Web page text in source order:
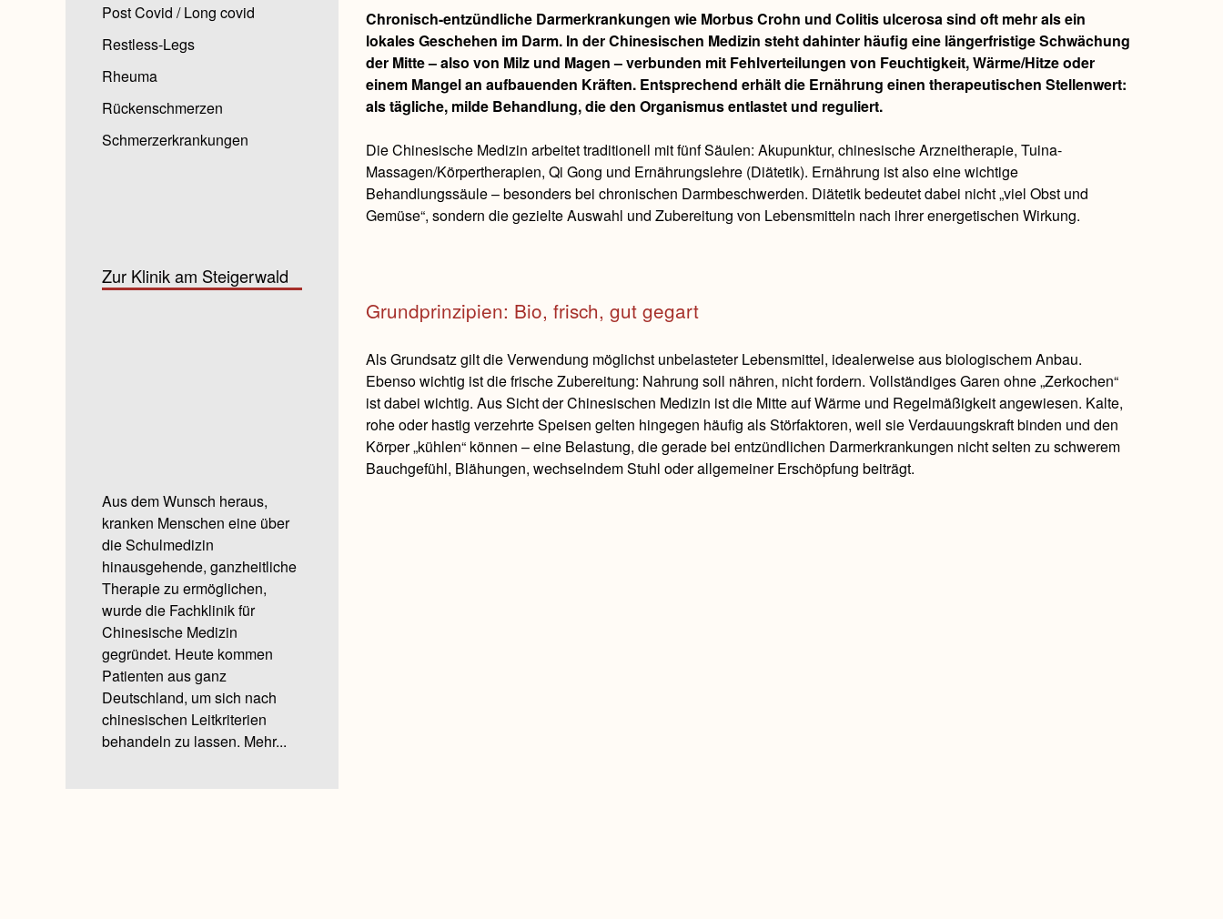
Chronisch-entzündliche Darmerkrankungen wie Morbus Crohn und Colitis ulcerosa sind oft mehr als ein
lokales Geschehen im Darm. In der Chinesischen Medizin steht dahinter häufig eine längerfristige Schwächung
der Mitte – also von Milz und Magen – verbunden mit Fehlverteilungen von Feuchtigkeit, Wärme/Hitze oder
einem Mangel an aufbauenden Kräften. Entsprechend erhält die Ernährung einen therapeutischen Stellenwert:
als tägliche, milde Behandlung, die den Organismus entlastet und reguliert.
Die Chinesische Medizin arbeitet traditionell mit fünf Säulen: Akupunktur, chinesische Arzneitherapie, Tuina-
Massagen/Körpertherapien, Qi Gong und Ernährungslehre (Diätetik). Ernährung ist also eine wichtige
Behandlungssäule – besonders bei chronischen Darmbeschwerden. Diätetik bedeutet dabei nicht „viel Obst und
Gemüse“, sondern die gezielte Auswahl und Zubereitung von Lebensmitteln nach ihrer energetischen Wirkung.
Grundprinzipien: Bio, frisch, gut gegart
Als Grundsatz gilt die Verwendung möglichst unbelasteter Lebensmittel, idealerweise aus biologischem Anbau.
Ebenso wichtig ist die frische Zubereitung: Nahrung soll nähren, nicht fordern. Vollständiges Garen ohne „Zerkochen“
ist dabei wichtig. Aus Sicht der Chinesischen Medizin ist die Mitte auf Wärme und Regelmäßigkeit angewiesen. Kalte,
rohe oder hastig verzehrte Speisen gelten hingegen häufig als Störfaktoren, weil sie Verdauungskraft binden und den
Körper „kühlen“ können – eine Belastung, die gerade bei entzündlichen Darmerkrankungen nicht selten zu schwerem
Bauchgefühl, Blähungen, wechselndem Stuhl oder allgemeiner Erschöpfung beiträgt.
Post Covid / Long covid
Restless-Legs
Rheuma
Rückenschmerzen
Schmerzerkrankungen
Zur Klinik am Steigerwald
Aus dem Wunsch heraus,
kranken Menschen eine über
die Schulmedizin
hinausgehende, ganzheitliche
Therapie zu ermöglichen,
wurde die Fachklinik für
Chinesische Medizin
gegründet. Heute kommen
Patienten aus ganz
Deutschland, um sich nach
chinesischen Leitkriterien
behandeln zu lassen. Mehr...